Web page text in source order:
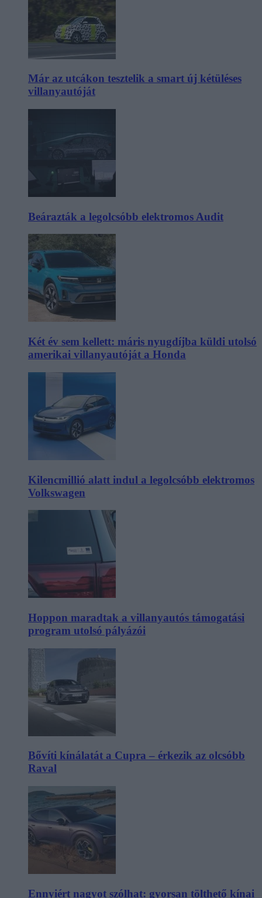
Már az utcákon tesztelik a smart új kétüléses
villanyautóját
Beárazták a legolcsóbb elektromos Audit
Két év sem kellett: máris nyugdíjba küldi utolsó
amerikai villanyautóját a Honda
Kilencmillió alatt indul a legolcsóbb elektromos
Volkswagen
Hoppon maradtak a villanyautós támogatási
program utolsó pályázói
Bővíti kínálatát a Cupra – érkezik az olcsóbb
Raval
Ennyiért nagyot szólhat: gyorsan tölthető kínai